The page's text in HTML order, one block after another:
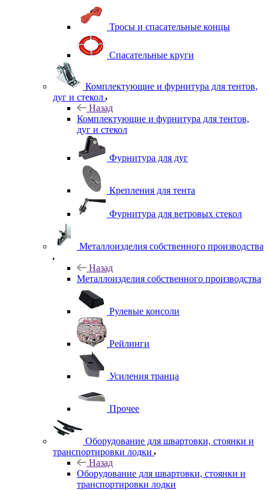
Тросы и спасательные концы
Спасательные круги
Комплектующие и фурнитура для тентов,
дуг и стекол
Назад
Комплектующие и фурнитура для тентов,
дуг и стекол
Фурнитура для дуг
Крепления для тента
Фурнитура для ветровых стекол
Металлоизделия собственного производства
Назад
Металлоизделия собственного производства
Рулевые консоли
Рейлинги
Усиления транца
Прочее
Оборудование для швартовки, стоянки и
транспортировки лодки
Назад
Оборудование для швартовки, стоянки и
транспортировки лодки